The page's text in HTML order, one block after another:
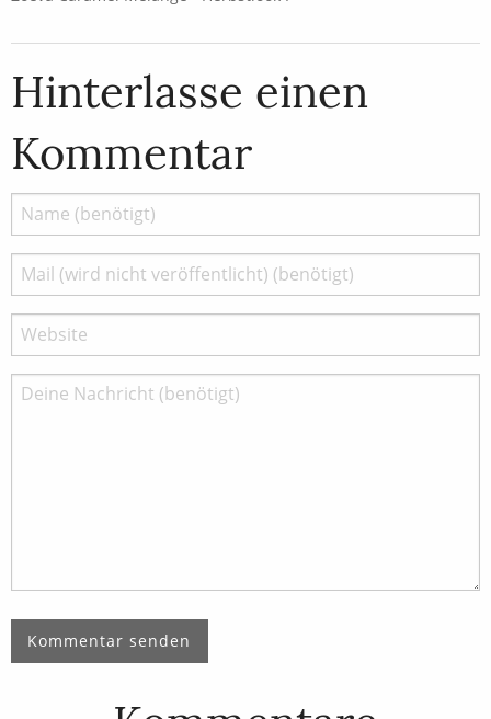
Hinterlasse einen
Kommentar